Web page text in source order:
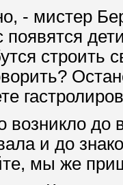
- мистер
появятся
строить
возникло до
и до
мы же